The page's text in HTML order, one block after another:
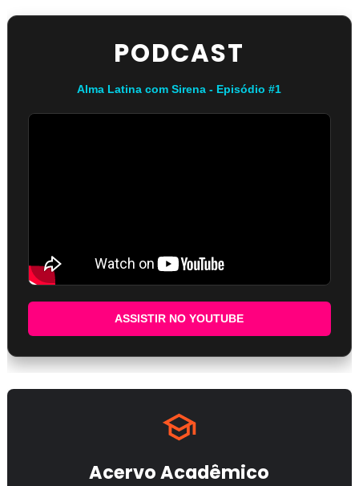
PODCAST
Alma Latina com Sirena - Episódio #1
ASSISTIR NO YOUTUBE
Acervo Acadêmico